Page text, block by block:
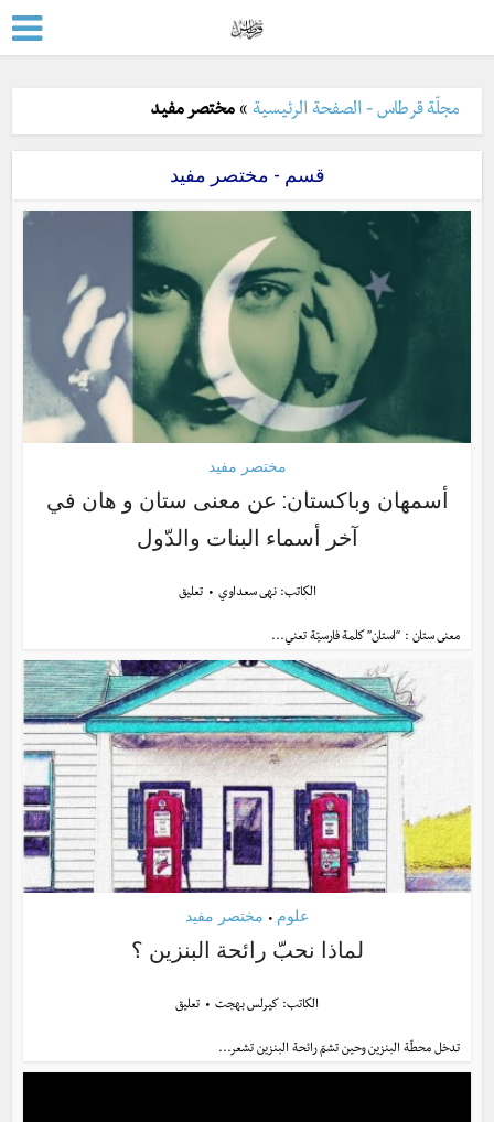
مجلّة قرطاس - الصفحة الرئيسية »مختصر مفيد
قسم - مختصر مفيد
مختصر مفيد
أسمهان وباكستان: عن معنى ستان و هان في
آخر أسماء البنات والدّول
الكاتب:نهى سعداوي تعليق
معنى ستان : “استان” كلمة فارسيّة تعني...
علوم • مختصر مفيد
لماذا نحبّ رائحة البنزين ؟
الكاتب: كيرلس بهجت تعليق
تدخل محطّة البنزين وحين تشمّ رائحة البنزين تشعر...